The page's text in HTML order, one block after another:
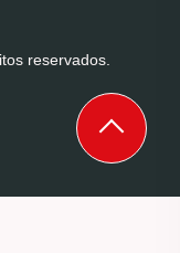
reservados.